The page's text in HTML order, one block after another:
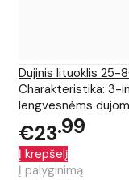
Dujinis lituoklis 25-
Charakteristika: 3-
lengvesnėms
€23 99
Į krepšelį
Į palyginimą